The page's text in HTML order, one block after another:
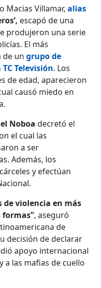
Macias Villamar,alias
escapó de una
produjeron una serie
El más
de ungrupo de
Televisión. Los
de edad, aparecieron
causó miedo en
Noboa decretó el
el cual las
a ser
Además, los
y efectúan
de violencia en más
formas”, aseguró
de
decisión de declarar
apoyo internacional
las mafias de cuello